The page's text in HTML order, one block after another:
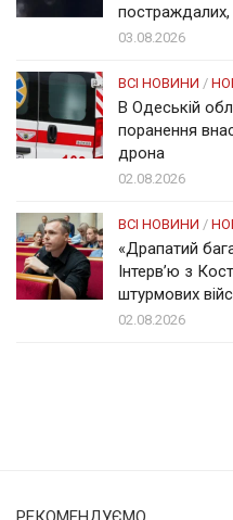
03.08.2026
ВСІ НОВИНИ /
В Одеській
поранення
дрона
02.08.2026
ВСІ НОВИНИ /
«Драпатий
Інтерв’ю з
штурмових
02.08.2026